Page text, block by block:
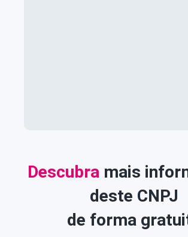
Descubra mais
deste CNPJ
de forma